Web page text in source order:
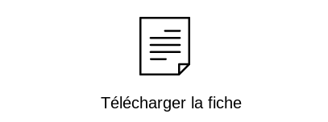
Télécharger la fiche